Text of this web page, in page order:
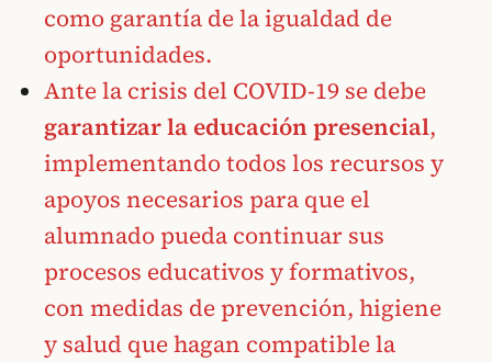
como garantía de la igualdad de
oportunidades.
Ante la crisis del COVID-19 se debe
garantizar la educación presencial,
implementando todos los recursos y
apoyos necesarios para que el
alumnado pueda continuar sus
procesos educativos y formativos,
con medidas de prevención, higiene
y salud que hagan compatible la